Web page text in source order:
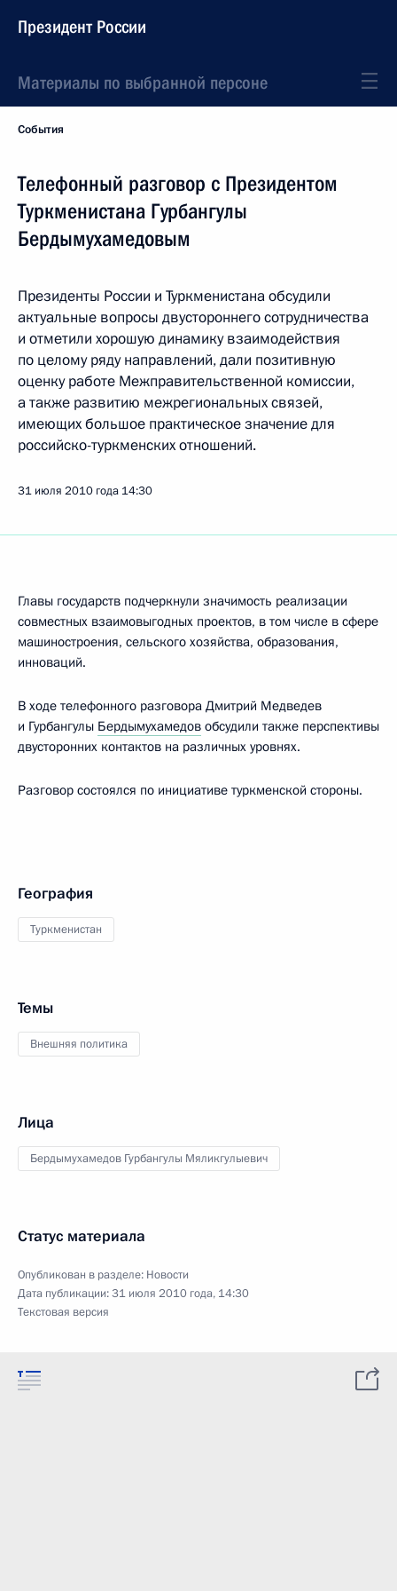
Президент России
Материалы по выбранной персоне
События
Телефонный разговор с Президентом
Туркменистана Гурбангулы
Бердымухамедовым
Президенты России и Туркменистана обсудили
актуальные вопросы двустороннего сотрудничества
и отметили хорошую динамику взаимодействия
по целому ряду направлений, дали позитивную
оценку работе Межправительственной комиссии,
а также развитию межрегиональных связей,
имеющих большое практическое значение для
российско-туркменских отношений.
31 июля 2010 года 14:30
Главы государств подчеркнули значимость реализации
совместных взаимовыгодных проектов, в том числе в сфере
машиностроения, сельского хозяйства, образования,
инноваций.
В ходе телефонного разговора Дмитрий Медведев
и Гурбангулы Бердымухамедов обсудили также перспективы
двусторонних контактов на различных уровнях.
Разговор состоялся по инициативе туркменской стороны.
География
Туркменистан
Темы
Внешняя политика
Лица
Бердымухамедов Гурбангулы Мяликгулыевич
Статус материала
Опубликован в разделе: Новости
Дата публикации:31 июля 2010 года, 14:30
Текстовая версия